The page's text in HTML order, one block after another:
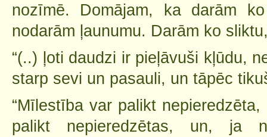
nozīmē. Domājam, ka darām
nodarām ļaunumu. Darām ko
“(..) ļoti daudzi ir pieļāvuši kļūdu,
starp sevi un pasauli, un tāpēc
“Mīlestība var palikt
palikt nepieredzētas, un, ja